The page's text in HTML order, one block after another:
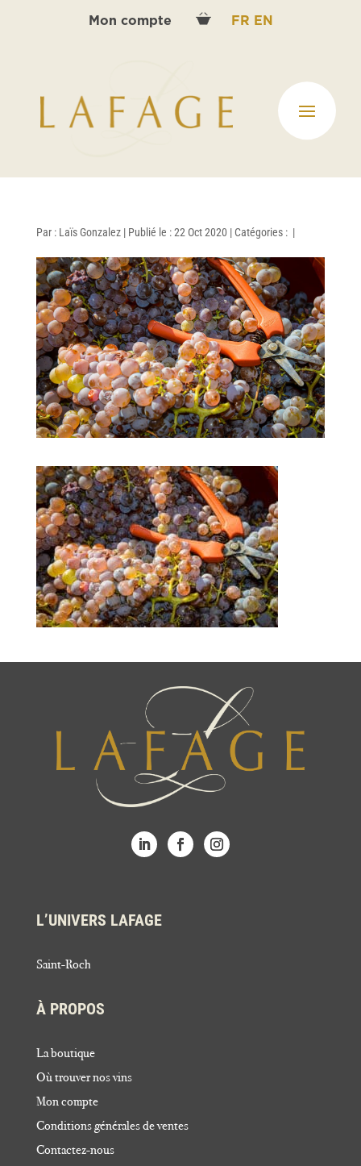
Mon compte FR EN
Par : Laïs Gonzalez | Publié le : 22 Oct 2020 | Catégories : |
L’UNIVERS LAFAGE
Saint-Roch
À PROPOS
La boutique
Où trouver nos vins
Mon compte
Conditions générales de ventes
Contactez-nous